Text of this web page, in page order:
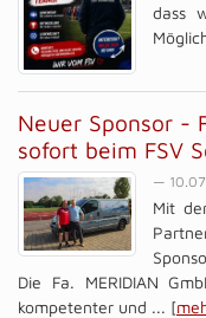
dass
Neuer Sponsor -
sofort beim FSV
—
Mit
Die Fa. MERIDIAN
kompetenter und ... [